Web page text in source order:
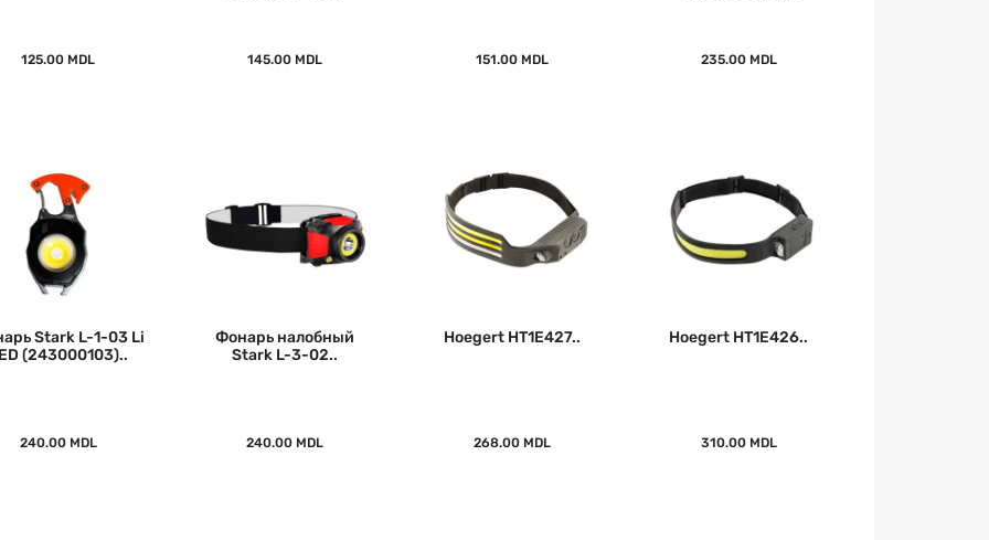
125.00 MDL 145.00 MDL 151.00 MDL 235.00 MDL
Stark L-1-03 Li
(243000103)..
240.00 MDL
Фонарь налобный
Stark L-3-02..
240.00 MDL
Hoegert HT1E427..
268.00 MDL
Hoegert HT1E426..
310.00 MDL